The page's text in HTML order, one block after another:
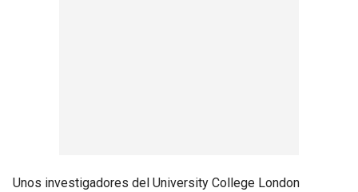
Unos investigadores del University College London